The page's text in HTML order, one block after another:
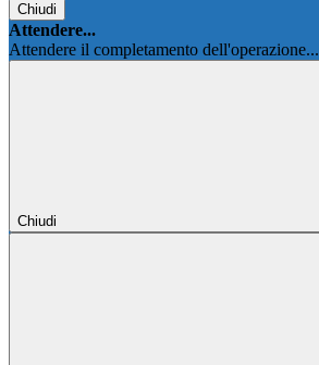
Chiudi
Attendere...
Attendere il completamento dell'operazione...
Chiudi